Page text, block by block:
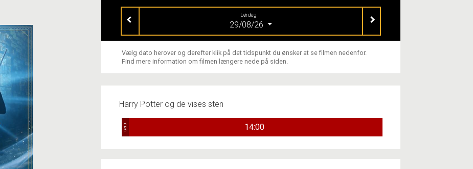
Lørdag
29/08/26
Vælg dato herover og derefter klik på det tidspunkt du ønsker at se filmen nedenfor.
Find mere information om filmen længere nede på siden.
Harry Potter og de vises sten
Sal 3 14:00